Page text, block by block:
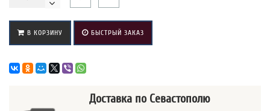
В КОРЗИНУ БЫСТРЫЙ ЗАКАЗ
Доставка по Севастополю